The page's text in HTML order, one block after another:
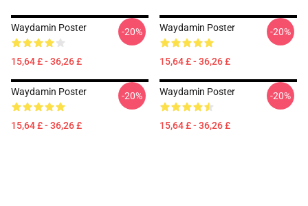
Waydamin Poster
15,64 £ - 36,26 £
-20% Waydamin Poster
15,64 £ - 36,26 £
-20%
Waydamin Poster
15,64 £ - 36,26 £
-20% Waydamin Poster
15,64 £ - 36,26 £
-20%